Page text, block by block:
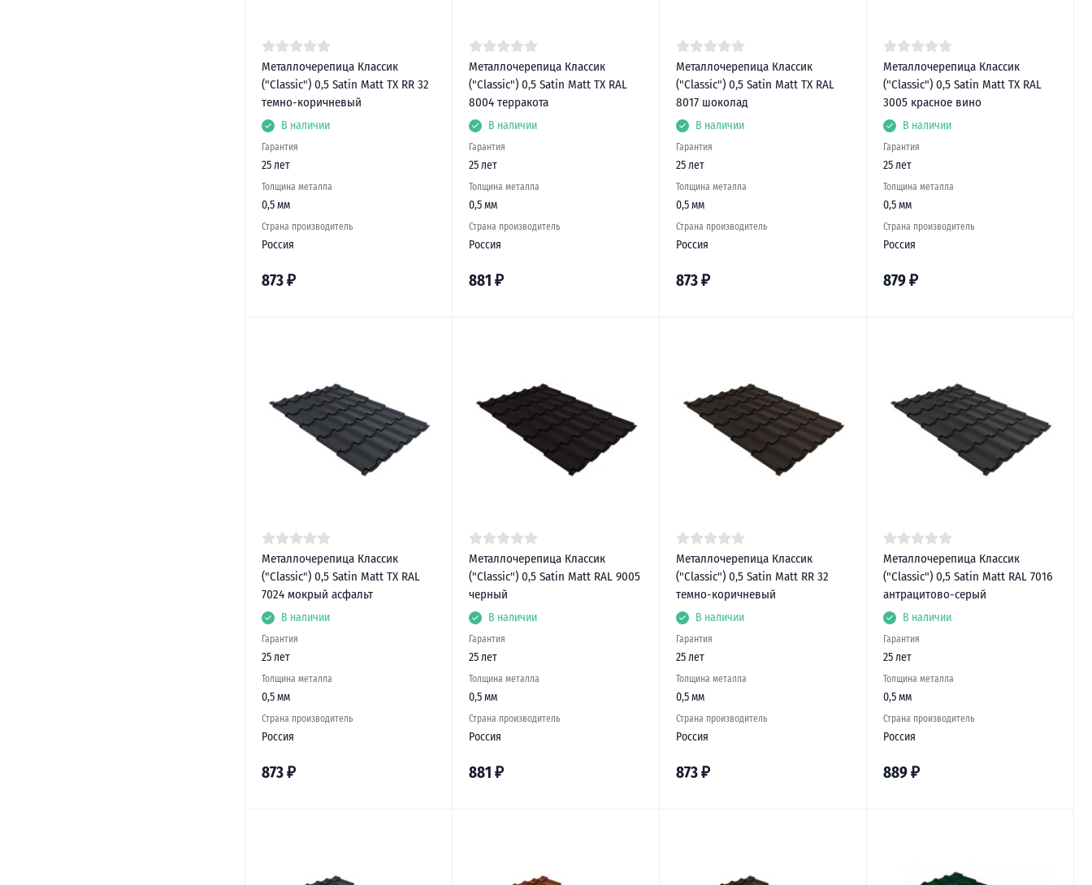
Металлочерепица Классик
("Classic") 0,5 Satin Matt TX RR 32
темно-коричневый
В наличии
Гарантия
25 лет
Толщина металла
0,5 мм
Страна производитель
Россия
873₽
Металлочерепица Классик
("Classic") 0,5 Satin Matt TX RAL
8004 терракота
В наличии
Гарантия
25 лет
Толщина металла
0,5 мм
Страна производитель
Россия
881 ₽
Металлочерепица Классик
("Classic") 0,5 Satin Matt TX RAL
8017 шоколад
В наличии
Гарантия
25 лет
Толщина металла
0,5 мм
Страна производитель
Россия
873₽
Металлочерепица Классик
("Classic") 0,5 Satin Matt TX RAL
3005 красное вино
В наличии
Гарантия
25 лет
Толщина металла
0,5 мм
Страна производитель
Россия
879₽
Металлочерепица Классик
("Classic") 0,5 Satin Matt TX RAL
7024 мокрый асфальт
В наличии
Гарантия
25 лет
Толщина металла
0,5 мм
Страна производитель
Россия
873₽
Металлочерепица Классик
("Classic") 0,5 Satin Matt RAL 9005
черный
В наличии
Гарантия
25 лет
Толщина металла
0,5 мм
Страна производитель
Россия
881 ₽
Металлочерепица Классик
("Classic") 0,5 Satin Matt RR 32
темно-коричневый
В наличии
Гарантия
25 лет
Толщина металла
0,5 мм
Страна производитель
Россия
873₽
Металлочерепица Классик
("Classic") 0,5 Satin Matt RAL 7016
антрацитово-серый
В наличии
Гарантия
25 лет
Толщина металла
0,5 мм
Страна производитель
Россия
889₽